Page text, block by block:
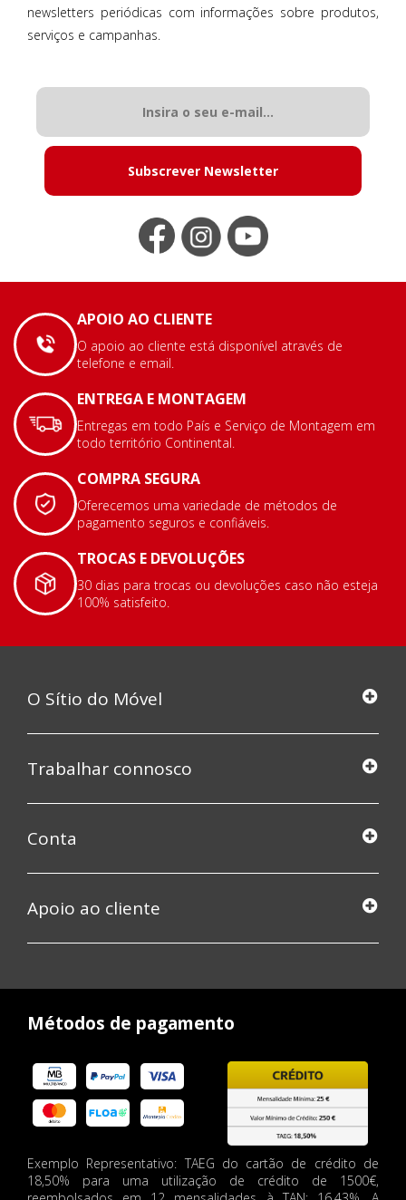
newsletters periódicas com informações sobre produtos,
serviços e campanhas.
Subscrever Newsletter
APOIO AO CLIENTE
O apoio ao cliente está disponível através de
telefone e email.
ENTREGA E MONTAGEM
Entregas em todo País e Serviço de Montagem em
todo território Continental.
COMPRA SEGURA
Oferecemos uma variedade de métodos de
pagamento seguros e confiáveis.
TROCAS E DEVOLUÇÕES
30 dias para trocas ou devoluções caso não esteja
100% satisfeito.
O Sítio do Móvel
Trabalhar connosco
Conta
Apoio ao cliente
Métodos de pagamento
Exemplo Representativo: TAEG do cartão de crédito de
18,50% para uma utilização de crédito de 1500€,